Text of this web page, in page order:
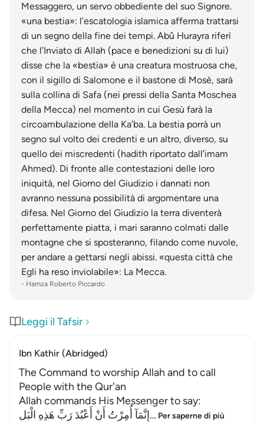
Leggi il Tafsir
Ibn Kathir (Abridged)
The Command to worship Allah and to call
People with the Qur'an
Allah commands His Messenger to say:
إِنَّمَآ أُمِرْتُ أَنْ أَعْبُدَ رَبِّ هَذِهِ الْبَل… Per saperne di più
Messaggero, un servo obbediente del suo Signore.
«una bestia»: l’escatologia islamica afferma trattarsi
di un segno della fine dei tempi. Abû Hurayra riferì
che l’Inviato di Allah (pace e benedizioni su di lui)
disse che la «bestia» è una creatura mostruosa che,
con il sigillo di Salomone e il bastone di Mosè, sarà
sulla collina di Safa (nei pressi della Santa Moschea
della Mecca) nel momento in cui Gesù farà la
circoambulazione della Ka’ba. La bestia porrà un
segno sul volto dei credenti e un altro, diverso, su
quello dei miscredenti (hadith riportato dall’imam
Ahmed). Di fronte alle contestazioni delle loro
iniquità, nel Giorno del Giudizio i dannati non
avranno nessuna possibilità di argomentare una
difesa. Nel Giorno del Giudizio la terra diventerà
perfettamente piatta, i mari saranno colmati dalle
montagne che si sposteranno, filando come nuvole,
per andare a gettarsi negli abissi. «questa città che
Egli ha reso inviolabile»: La Mecca.
- Hamza Roberto Piccardo